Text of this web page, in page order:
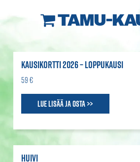
TAMU-
KAUSIKORTTI 2026 – LOPPUKAUSI
59 €
Lue lisää ja osta >>
HUIVI